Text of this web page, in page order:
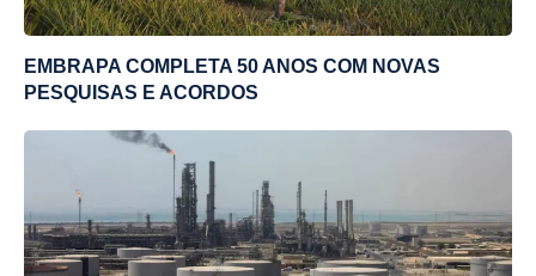
EMBRAPA COMPLETA 50 ANOS COM NOVAS
PESQUISAS E ACORDOS